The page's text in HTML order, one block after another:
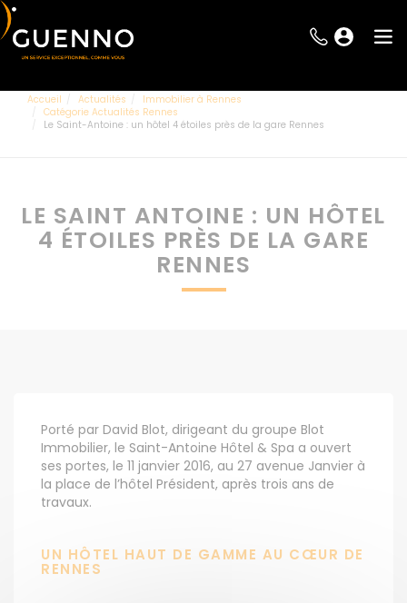
Accueil Actualités
Immobilier à Rennes
Catégorie Actualités Rennes
Le Saint-Antoine : un hôtel 4 étoiles près de la gare Rennes
LE SAINT ANTOINE : UN HÔTEL
4 ÉTOILES PRÈS DE LA GARE
RENNES
Porté par David Blot, dirigeant du groupe Blot
Immobilier, le Saint-Antoine Hôtel & Spa a ouvert
ses portes, le 11 janvier 2016, au 27 avenue Janvier à
la place de l’hôtel Président, après trois ans de
travaux.
UN HÔTEL HAUT DE GAMME AU CŒUR DE
RENNES